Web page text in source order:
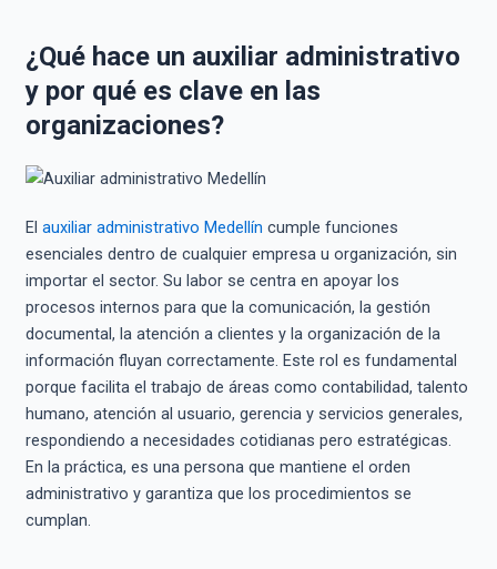
¿Qué hace un auxiliar administrativo
y por qué es clave en las
organizaciones?
El auxiliar administrativo Medellín cumple funciones
esenciales dentro de cualquier empresa u organización, sin
importar el sector. Su labor se centra en apoyar los
procesos internos para que la comunicación, la gestión
documental, la atención a clientes y la organización de la
información fluyan correctamente. Este rol es fundamental
porque facilita el trabajo de áreas como contabilidad, talento
humano, atención al usuario, gerencia y servicios generales,
respondiendo a necesidades cotidianas pero estratégicas.
En la práctica, es una persona que mantiene el orden
administrativo y garantiza que los procedimientos se
cumplan.